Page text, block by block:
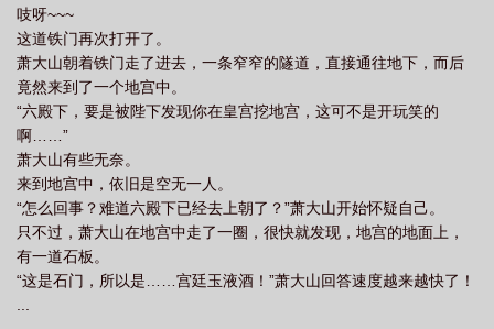
吱呀~~~
这道铁门再次打开了。
萧大山朝着铁门走了进去，一条窄窄的隧道，直接通往地下，而后
竟然来到了一个地宫中。
“六殿下，要是被陛下发现你在皇宫挖地宫，这可不是开玩笑的
啊……”
萧大山有些无奈。
来到地宫中，依旧是空无一人。
“怎么回事？难道六殿下已经去上朝了？”萧大山开始怀疑自己。
只不过，萧大山在地宫中走了一圈，很快就发现，地宫的地面上，
有一道石板。
“这是石门，所以是……宫廷玉液酒！”萧大山回答速度越来越快了！